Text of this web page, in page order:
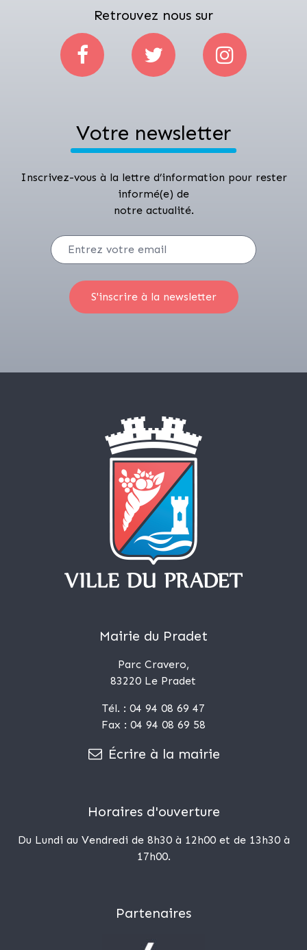
Retrouvez nous sur
Votre newsletter
Inscrivez-vous à la lettre d’information pour rester
informé(e) de
notre actualité.
Mairie du Pradet
Parc Cravero,
83220 Le Pradet
Tél. : 04 94 08 69 47
Fax : 04 94 08 69 58
Écrire à la mairie
Horaires d'ouverture
Du Lundi au Vendredi de 8h30 à 12h00 et de 13h30 à
17h00.
Partenaires